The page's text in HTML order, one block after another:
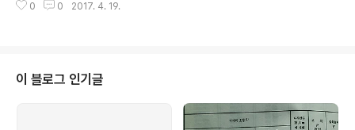
ttp://blog.naver.com/ecima/80014298773] In PWM, the frequenc
0 0 2017. 4. 19.
이 블로그 인기글